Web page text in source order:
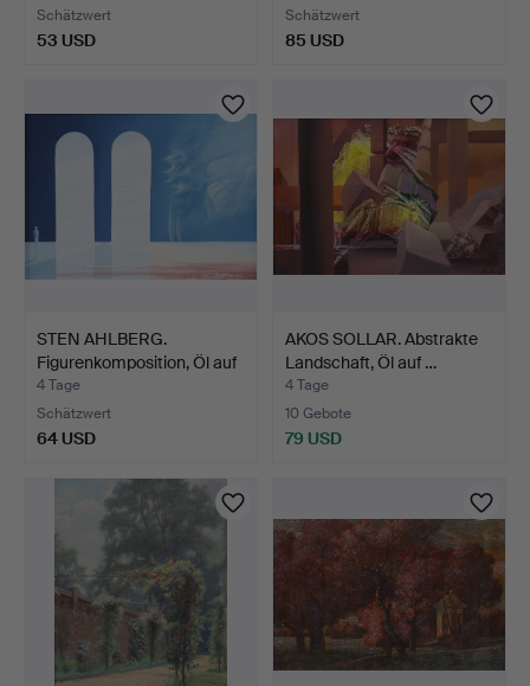
Schätzwert
53 USD
Schätzwert
85 USD
STEN AHLBERG.
Figurenkomposition, Öl auf
L…
4 Tage
Schätzwert
64 USD
AKOS SOLLAR. Abstrakte
Landschaft, Öl auf …
4 Tage
10 Gebote
79 USD